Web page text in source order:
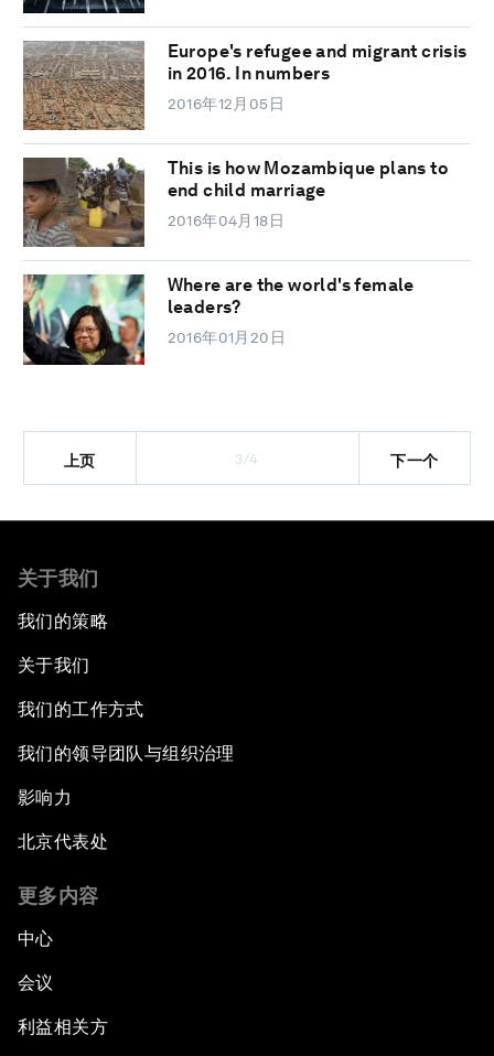
Europe's refugee and migrant crisis
in 2016. In numbers
2016年12月05日
This is how Mozambique plans to
end child marriage
2016年04月18日
Where are the world's female
leaders?
2016年01月20日
上页 3/4 下一个
关于我们
我们的策略
关于我们
我们的工作方式
我们的领导团队与组织治理
影响力
北京代表处
更多内容
中心
会议
利益相关方